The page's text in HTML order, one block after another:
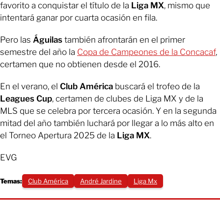
favorito a conquistar el título de la Liga MX, mismo que
intentará ganar por cuarta ocasión en fila.
Pero las Águilas también afrontarán en el primer
semestre del año la Copa de Campeones de la Concacaf,
certamen que no obtienen desde el 2016.
En el verano, el Club América buscará el trofeo de la
Leagues Cup, certamen de clubes de Liga MX y de la
MLS que se celebra por tercera ocasión. Y en la segunda
mitad del año también luchará por llegar a lo más alto en
el Torneo Apertura 2025 de la Liga MX.
EVG
Temas: Club América André Jardine Liga Mx